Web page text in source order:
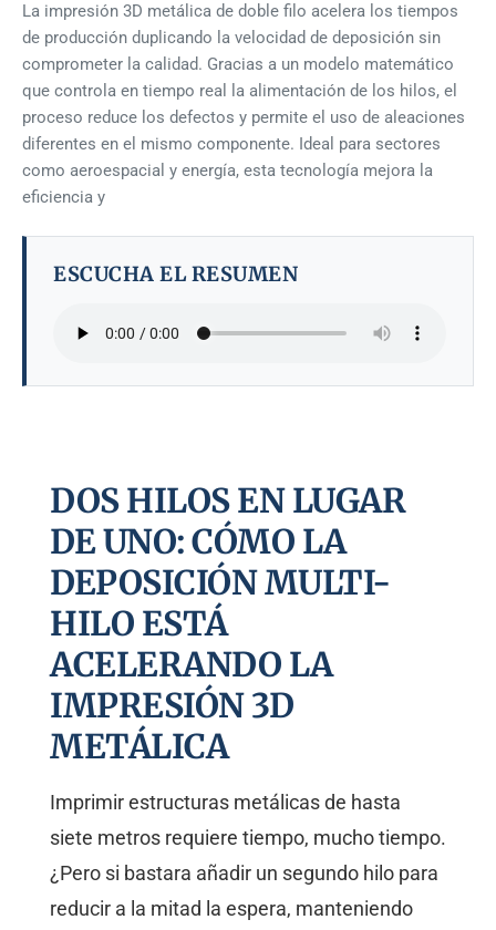
La impresión 3D metálica de doble filo acelera los tiempos
de producción duplicando la velocidad de deposición sin
comprometer la calidad. Gracias a un modelo matemático
que controla en tiempo real la alimentación de los hilos, el
proceso reduce los defectos y permite el uso de aleaciones
diferentes en el mismo componente. Ideal para sectores
como aeroespacial y energía, esta tecnología mejora la
eficiencia y
ESCUCHA EL RESUMEN
DOS HILOS EN LUGAR
DE UNO: CÓMO LA
DEPOSICIÓN MULTI-
HILO ESTÁ
ACELERANDO LA
IMPRESIÓN 3D
METÁLICA
Imprimir estructuras metálicas de hasta
siete metros requiere tiempo, mucho tiempo.
¿Pero si bastara añadir un segundo hilo para
reducir a la mitad la espera, manteniendo